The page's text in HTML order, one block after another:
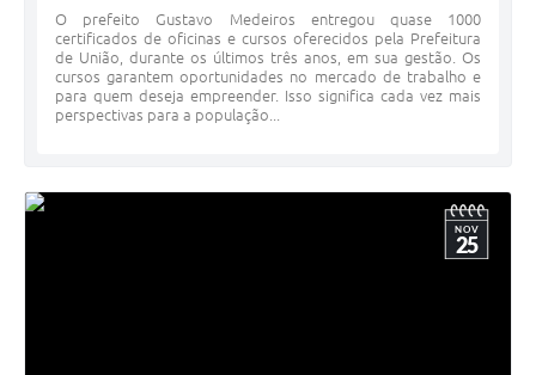
O prefeito Gustavo Medeiros entregou quase 1000
certificados de oficinas e cursos oferecidos pela Prefeitura
de União, durante os últimos três anos, em sua gestão. Os
cursos garantem oportunidades no mercado de trabalho e
para quem deseja empreender. Isso significa cada vez mais
perspectivas para a população...
NOV
25